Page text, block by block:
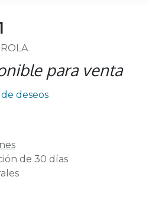
para venta
deseos
de 30 días